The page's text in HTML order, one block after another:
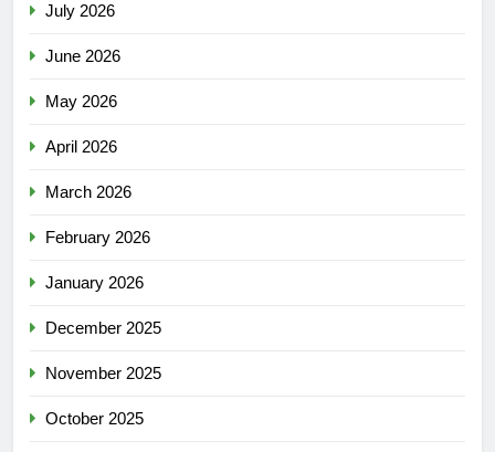
July 2026
June 2026
May 2026
April 2026
March 2026
February 2026
January 2026
December 2025
November 2025
October 2025